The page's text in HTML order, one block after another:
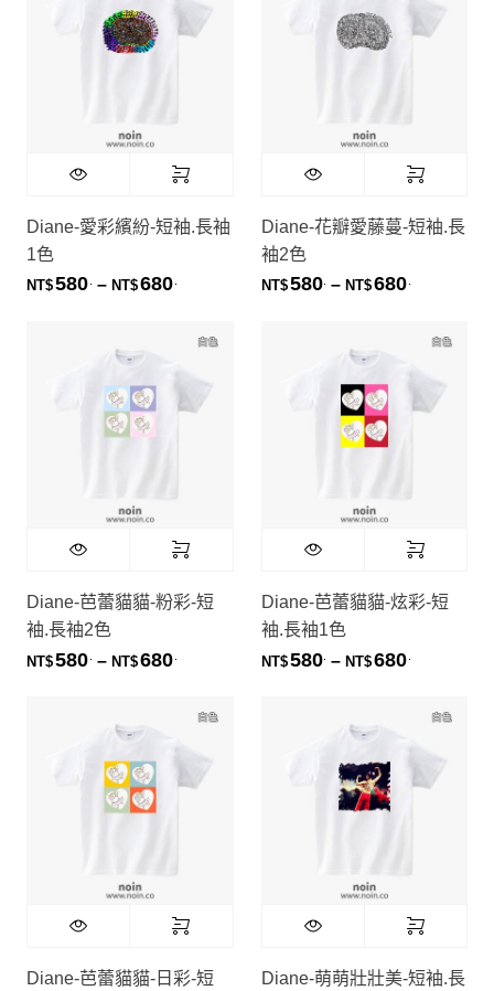
Diane-愛彩繽紛-短袖.長袖
1色
NT$580 – NT$680價格範圍：NT$580. 到 NT$680.
Diane-花瓣愛藤蔓-短袖.長
袖2色
NT$580 – NT$680
Diane-芭蕾貓貓-粉彩-短
袖.長袖2色
NT$580 – NT$680價格範圍：NT$580. 到 NT$680.
Diane-芭蕾貓貓-炫彩-短
袖.長袖1色
NT$580 – NT$680
Diane-芭蕾貓貓-日彩-短
Diane-萌萌壯壯美-短袖.長